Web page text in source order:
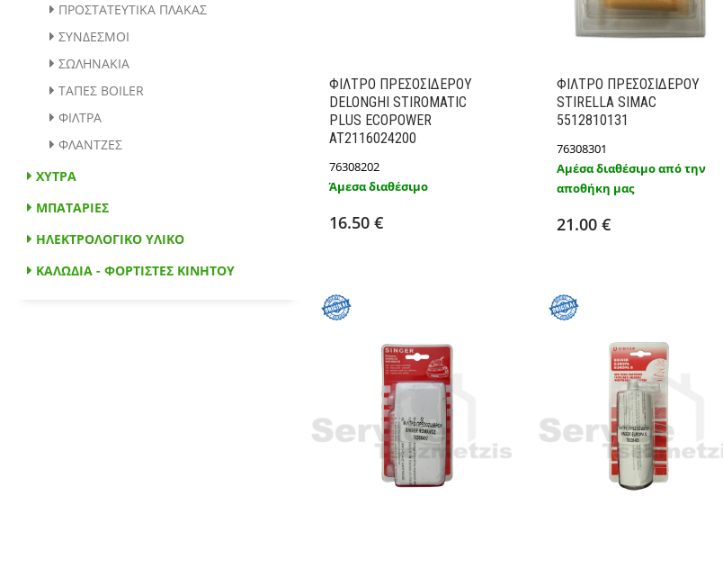
ΦΙΛΤΡΟ ΠΡΕΣΟΣΙΔΕΡΟY
DELONGHI STIROMATIC
PLUS ECOPOWER
AT2116024200
76308202
Άμεσα διαθέσιμο
16.50 €
Προσθήκη στο καλάθι
ΦΙΛΤΡΟ ΠΡΕΣΟΣΙΔΕΡΟY
STIRELLA SIMAC
5512810131
76308301
Αμέσα διαθέσιμο από την
αποθήκη μας
21.00 €
Προσθήκη στο καλάθι
ΠΡΟΣΤΑΤΕΥΤΙΚΑ ΠΛΑΚΑΣ
ΣΥΝΔΕΣΜΟΙ
ΣΩΛΗΝΑΚΙΑ
ΤΑΠΕΣ BOILER
ΦΙΛΤΡΑ
ΦΛΑΝΤΖΕΣ
ΧΥΤΡΑ
ΜΠΑΤΑΡΙΕΣ
ΗΛΕΚΤΡΟΛΟΓΙΚΟ ΥΛΙΚΟ
ΚΑΛΩΔΙΑ - ΦΟΡΤΙΣΤΕΣ ΚΙΝΗΤΟΥ